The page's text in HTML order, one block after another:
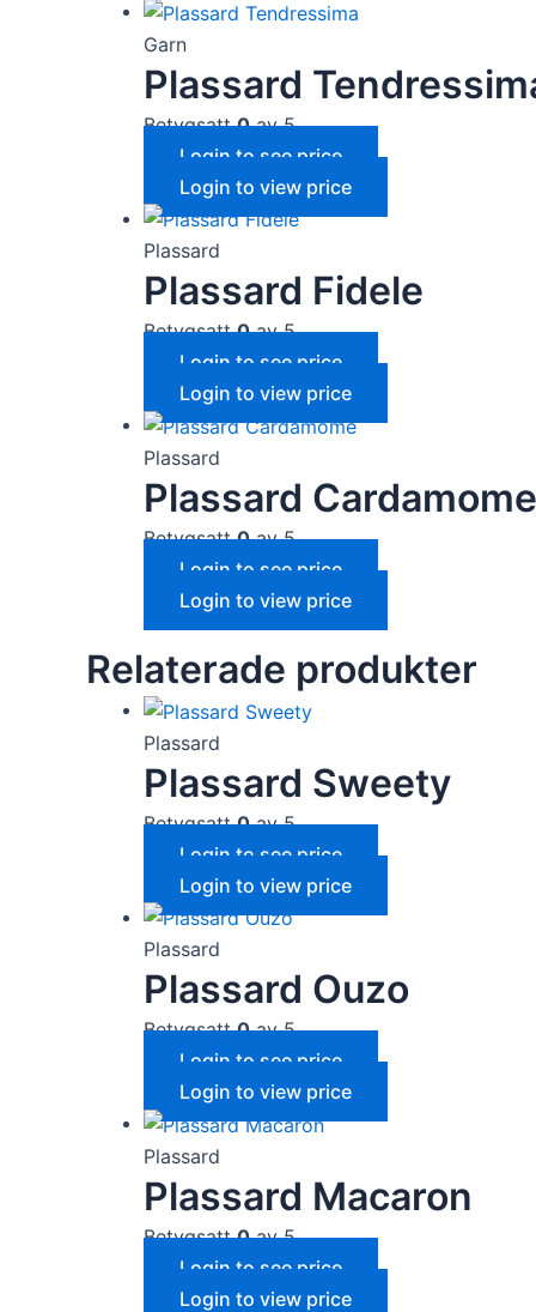
Garn
Plassard
Betygsatt0av 5
Login to see price
Login to view price
Plassard
Plassard Fidele
Betygsatt0av 5
Login to see price
Login to view price
Plassard
Plassard Cardamome
Betygsatt0av 5
Login to see price
Login to view price
Relaterade produkter
Plassard
Plassard Sweety
Betygsatt0av 5
Login to see price
Login to view price
Plassard
Plassard Ouzo
Betygsatt0av 5
Login to see price
Login to view price
Plassard
Plassard Macaron
Betygsatt0av 5
Login to see price
Login to view price